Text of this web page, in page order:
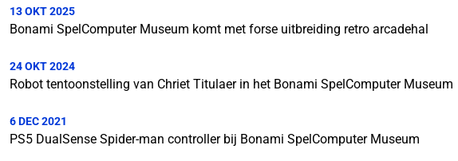
13 OKT 2025
Bonami SpelComputer Museum komt met forse uitbreiding retro arcadehal
24 OKT 2024
Robot tentoonstelling van Chriet Titulaer in het Bonami SpelComputer Museum
6 DEC 2021
PS5 DualSense Spider-man controller bij Bonami SpelComputer Museum